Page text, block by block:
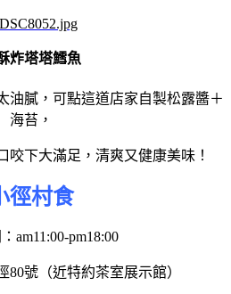
炸塔塔鱈魚
油膩，可點這道店家自製松露醬＋
海苔，
咬下大滿足，清爽又健康美味！
徑村食
am11:00-pm18:00
80號（近特約茶室展示館）